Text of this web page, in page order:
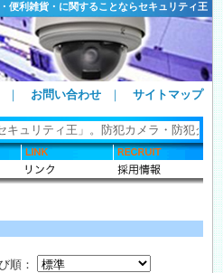
便利雑貨・に関することならセキュリティ王
｜ お問い合わせ ｜ サイトマップ
防犯カメラ・防犯グッズ・ホームセ
順：